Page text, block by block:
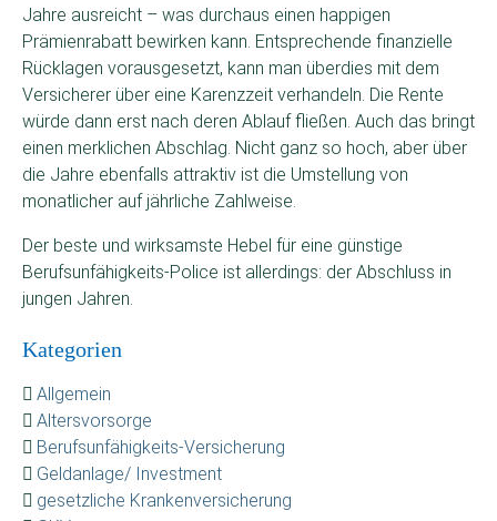
Jahre ausreicht – was durchaus einen happigen
Prämienrabatt bewirken kann. Entsprechende finanzielle
Rücklagen vorausgesetzt, kann man überdies mit dem
Versicherer über eine Karenzzeit verhandeln. Die Rente
würde dann erst nach deren Ablauf fließen. Auch das bringt
einen merklichen Abschlag. Nicht ganz so hoch, aber über
die Jahre ebenfalls attraktiv ist die Umstellung von
monatlicher auf jährliche Zahlweise.
Der beste und wirksamste Hebel für eine günstige
Berufsunfähigkeits-Police ist allerdings: der Abschluss in
jungen Jahren.
Kategorien
Allgemein
Altersvorsorge
Berufsunfähigkeits-Versicherung
Geldanlage/ Investment
gesetzliche Krankenversicherung